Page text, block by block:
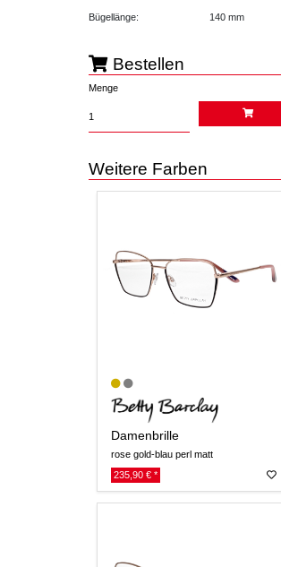
Bügellänge:
140 mm
Bestellen
Menge
Weitere Farben
Damenbrille
rose gold-blau perl matt
235,90 € *